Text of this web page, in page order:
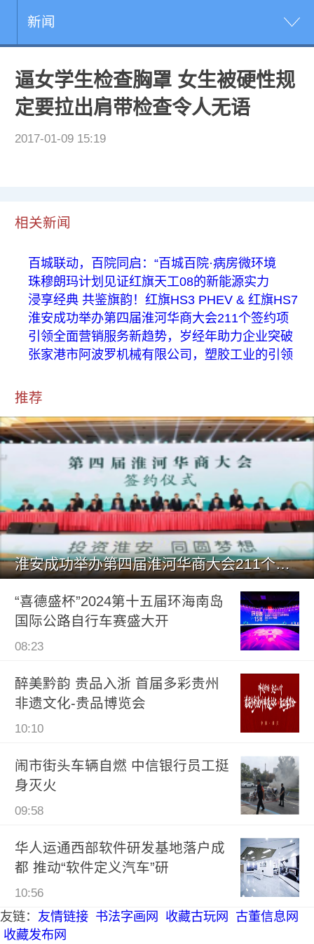
新闻
逼女学生检查胸罩 女生被硬性规
定要拉出肩带检查令人无语
2017-01-09 15:19
相关新闻
百城联动，百院同启：“百城百院·病房微环境
珠穆朗玛计划见证红旗天工08的新能源实力
浸享经典 共鉴旗韵！红旗HS3 PHEV & 红旗HS7
淮安成功举办第四届淮河华商大会211个签约项
引领全面营销服务新趋势，岁经年助力企业突破
张家港市阿波罗机械有限公司，塑胶工业的引领
推荐
淮安成功举办第四届淮河华商大会211个签约项目 总投资1486.
“喜德盛杯”2024第十五届环海南岛
国际公路自行车赛盛大开
08:23
醉美黔韵 贵品入浙 首届多彩贵州
非遗文化-贵品博览会
10:10
闹市街头车辆自燃 中信银行员工挺
身灭火
09:58
华人运通西部软件研发基地落户成
都 推动“软件定义汽车”研
10:56
友链： 友情链接 书法字画网 收藏古玩网
古董信息网
收藏发布网